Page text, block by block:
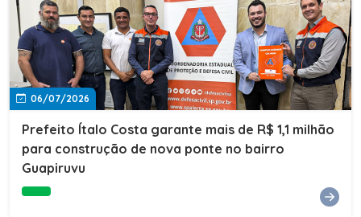
06/07/2026
Prefeito Ítalo Costa garante mais de R$ 1,1 milhão
para construção de nova ponte no bairro
Guapiruvu